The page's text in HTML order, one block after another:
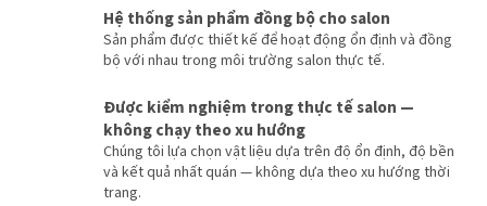
Hệ thống sản phẩm đồng bộ cho salon
Sản phẩm được thiết kế để hoạt động ổn định và đồng
bộ với nhau trong môi trường salon thực tế.
Được kiểm nghiệm trong thực tế salon —
không chạy theo xu hướng
Chúng tôi lựa chọn vật liệu dựa trên độ ổn định, độ bền
và kết quả nhất quán — không dựa theo xu hướng thời
trang.